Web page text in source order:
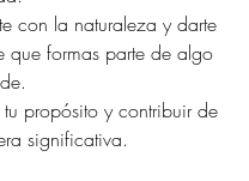
con la naturaleza y darte
que formas parte de algo
tu propósito y contribuir de
significativa.